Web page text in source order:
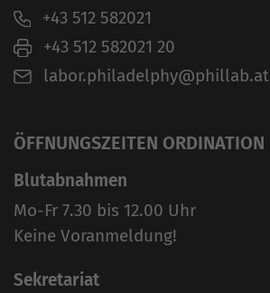
+43 512 582021
+43 512 582021 20
labor.philadelphy@phillab.at
ÖFFNUNGSZEITEN ORDINATION
Blutabnahmen
Mo-Fr 7.30 bis 12.00 Uhr
Keine Voranmeldung!
Sekretariat